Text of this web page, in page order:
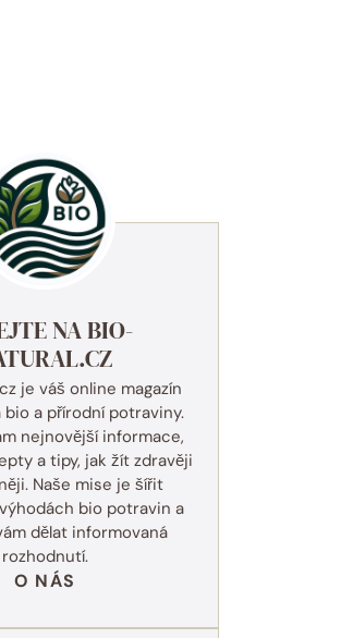
NA BIO-
je váš online magazín
bio a přírodní potraviny.
nejnovější informace,
a tipy, jak žít zdravěji
Naše mise je šířit
bio potravin a
dělat informovaná
rozhodnutí.
O NÁS